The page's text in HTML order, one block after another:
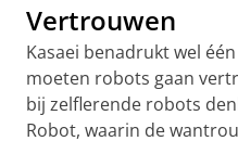
Vertrouwen
Kasaei benadrukt wel
moeten robots gaan
bij zelflerende robots
Robot, waarin de